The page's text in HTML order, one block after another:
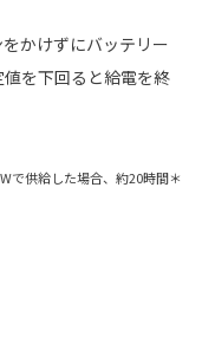
かけずにバッテリー
を下回ると給電を終
で供給した場合、約20時間＊